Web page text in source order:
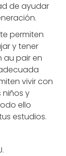
de ayudar
permiten
y tener
au pair en
vivir con
y
ello
estudios.